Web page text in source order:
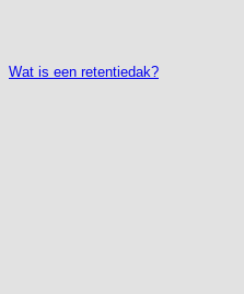
Wat is een retentiedak?